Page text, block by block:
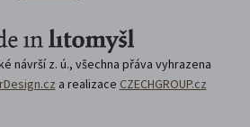
návrší z. ú., všechna přáva vyhrazena
a realizace CZECHGROUP.cz